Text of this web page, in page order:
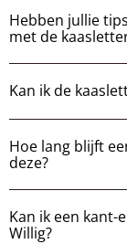
Hebben jullie
met de
Kan ik de
Hoe lang blijft
deze?
Kan ik een kant-
Willig?